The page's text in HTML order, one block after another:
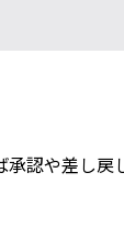
承認や差し戻